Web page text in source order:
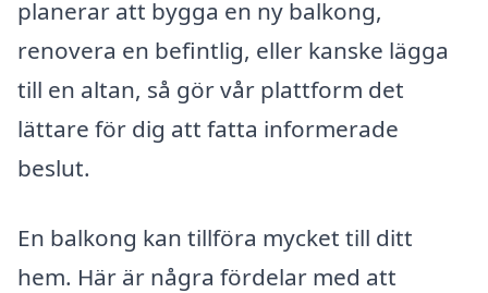
planerar att bygga en ny balkong,
renovera en befintlig, eller kanske lägga
till en altan, så gör vår plattform det
lättare för dig att fatta informerade
beslut.
En balkong kan tillföra mycket till ditt
hem. Här är några fördelar med att